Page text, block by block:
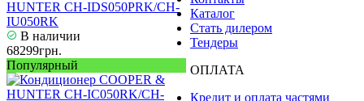
HUNTER CH-IDS050PRK/CH-
IU050RK
В наличии
68299грн.
Популярный
Каталог
Стать дилером
Тендеры
ОПЛАТА
Кредит и оплата частями